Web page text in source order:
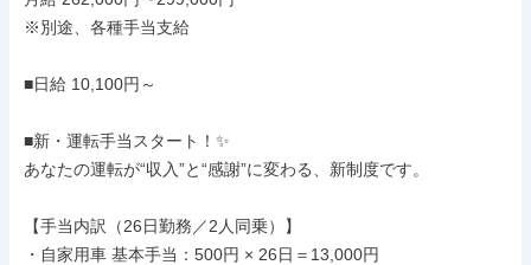
※別途、各種手当支給
■日給 10,100円～
■新・運転手当スタート！✨
あなたの運転が“収入”と“感謝”に変わる、新制度です。
【手当内訳（26日勤務／2人同乗）】
・自家用車 基本手当：500円 × 26日＝13,000円